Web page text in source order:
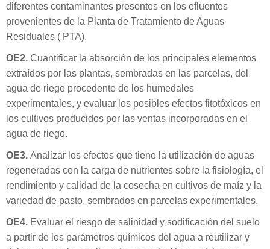
diferentes contaminantes presentes en los efluentes
provenientes de la Planta de Tratamiento de Aguas
Residuales ( PTA).
OE2. Cuantificar la absorción de los principales elementos
extraídos por las plantas, sembradas en las parcelas, del
agua de riego procedente de los humedales
experimentales, y evaluar los posibles efectos fitotóxicos en
los cultivos producidos por las ventas incorporadas en el
agua de riego.
OE3. Analizar los efectos que tiene la utilización de aguas
regeneradas con la carga de nutrientes sobre la fisiología, el
rendimiento y calidad de la cosecha en cultivos de maíz y la
variedad de pasto, sembrados en parcelas experimentales.
OE4. Evaluar el riesgo de salinidad y sodificación del suelo
a partir de los parámetros químicos del agua a reutilizar y